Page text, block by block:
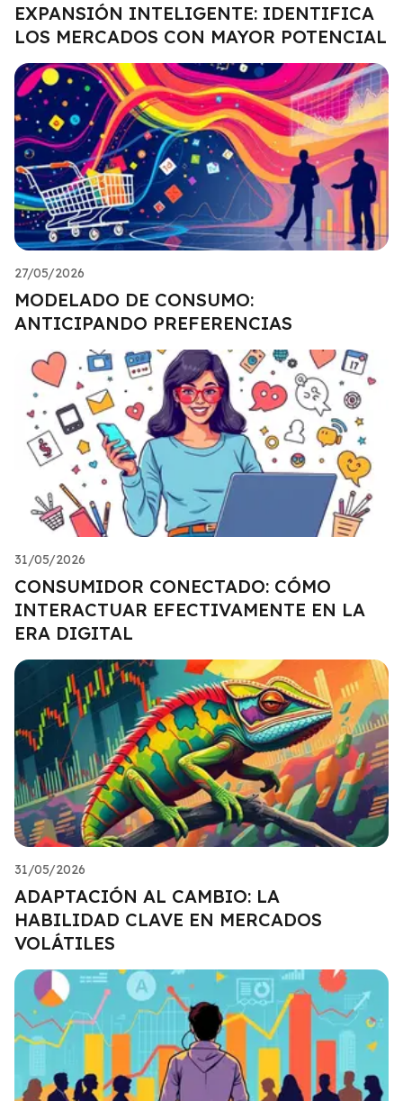
EXPANSIÓN INTELIGENTE: IDENTIFICA
LOS MERCADOS CON MAYOR POTENCIAL
27/05/2026
MODELADO DE CONSUMO:
ANTICIPANDO PREFERENCIAS
31/05/2026
CONSUMIDOR CONECTADO: CÓMO
INTERACTUAR EFECTIVAMENTE EN LA
ERA DIGITAL
31/05/2026
ADAPTACIÓN AL CAMBIO: LA
HABILIDAD CLAVE EN MERCADOS
VOLÁTILES